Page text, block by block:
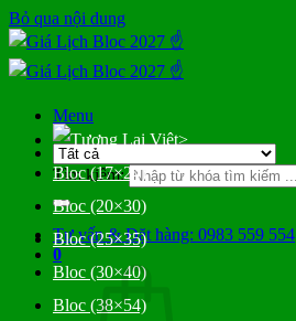
Bỏ qua nội dung
Menu
Tìm kiếm:
Tư vấn & Đặt hàng: 0983 559 554
0
>
Bloc (17×24)
Bloc (20×30)
Bloc (25×35)
Bloc (30×40)
Bloc (38×54)